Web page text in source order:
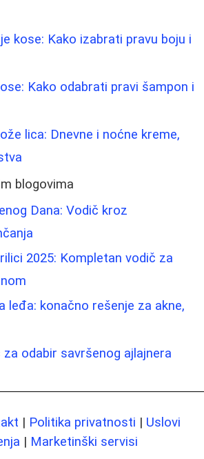
kose: Kako izabrati pravu boju i
Kako odabrati pravi šampon i
lica: Dnevne i noćne kreme,
blogovima
Dana: Vodič kroz
2025: Kompletan vodič za
leđa: konačno rešenje za akne,
odabir savršenog ajlajnera
| Politika privatnosti | Uslovi
| Marketinški servisi